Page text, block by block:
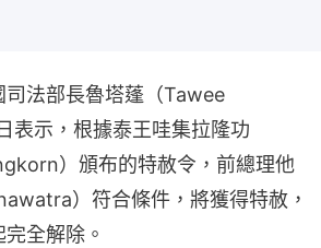
司法部長魯塔蓬（Tawee
表示，根據泰王哇集拉隆功
）頒布的特赦令，前總理他
）符合條件，將獲得特赦，
全解除。